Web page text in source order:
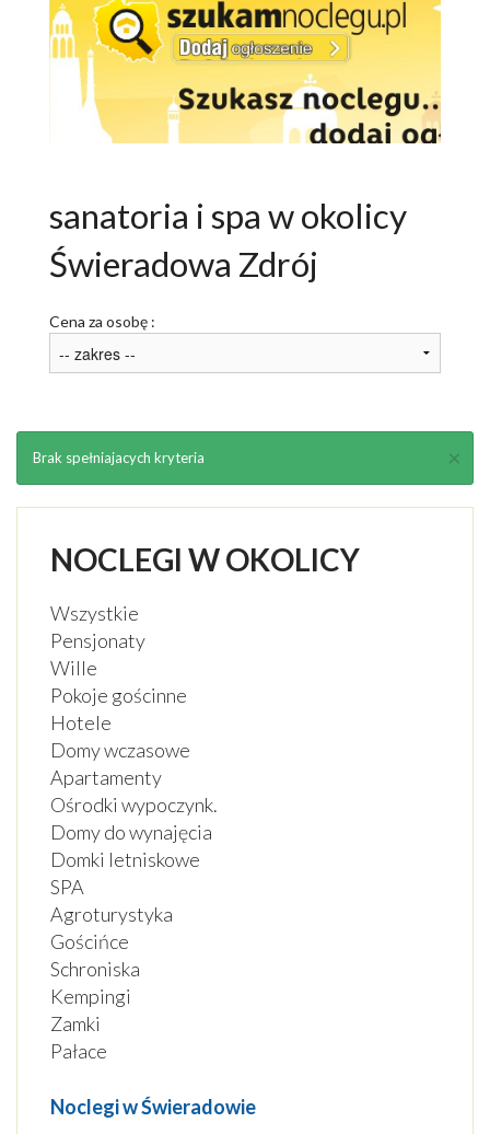
ATRAKCJE
AKTYWNIE
PAKIETY
USŁUGI DLA TURYSTY
OGŁOSZENIA
GALERIA
sanatoria i spa w okolicy
Świeradowa Zdrój
Cena za osobę :
Brak spełniajacych kryteria ×
NOCLEGI W OKOLICY
Wszystkie
Pensjonaty
Wille
Pokoje gościnne
Hotele
Domy wczasowe
Apartamenty
Ośrodki wypoczynk.
Domy do wynajęcia
Domki letniskowe
SPA
Agroturystyka
Gościńce
Schroniska
Kempingi
Zamki
Pałace
Noclegi w Świeradowie